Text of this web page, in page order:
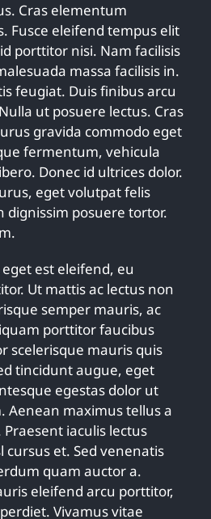
Cras elementum
Fusce eleifend tempus elit
porttitor nisi. Nam facilisis
massa facilisis in.
feugiat. Duis finibus arcu
ut posuere lectus. Cras
gravida commodo eget
fermentum, vehicula
Donec id ultrices dolor.
eget volutpat felis
dignissim posuere tortor.
est eleifend, eu
Ut mattis ac lectus non
semper mauris, ac
porttitor faucibus
scelerisque mauris quis
tincidunt augue, eget
egestas dolor ut
Aenean maximus tellus a
iaculis lectus
et. Sed venenatis
quam auctor a.
eleifend arcu porttitor,
Vivamus vitae